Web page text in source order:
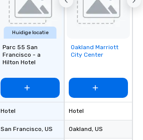
Huidige locatie
Parc 55 San
Francisco - a
Hilton Hotel
Hotel
San Francisco, US
Removed from
favorites
Oakland Marriott
City Center
Hotel
Oakland, US